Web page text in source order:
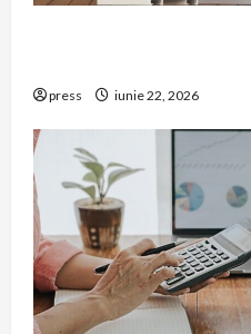
press iunie 22, 2026